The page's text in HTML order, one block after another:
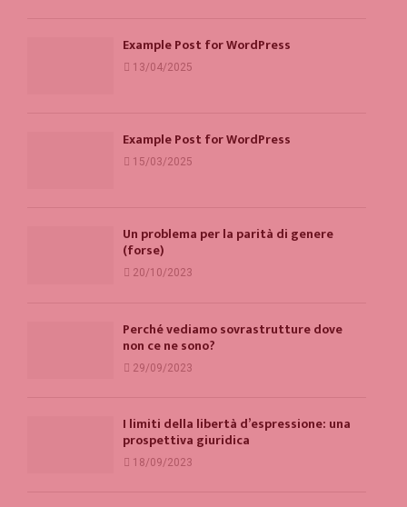
Example Post for WordPress
13/04/2025
Example Post for WordPress
15/03/2025
Un problema per la parità di genere
(forse)
20/10/2023
Perché vediamo sovrastrutture dove
non ce ne sono?
29/09/2023
I limiti della libertà d’espressione: una
prospettiva giuridica
18/09/2023